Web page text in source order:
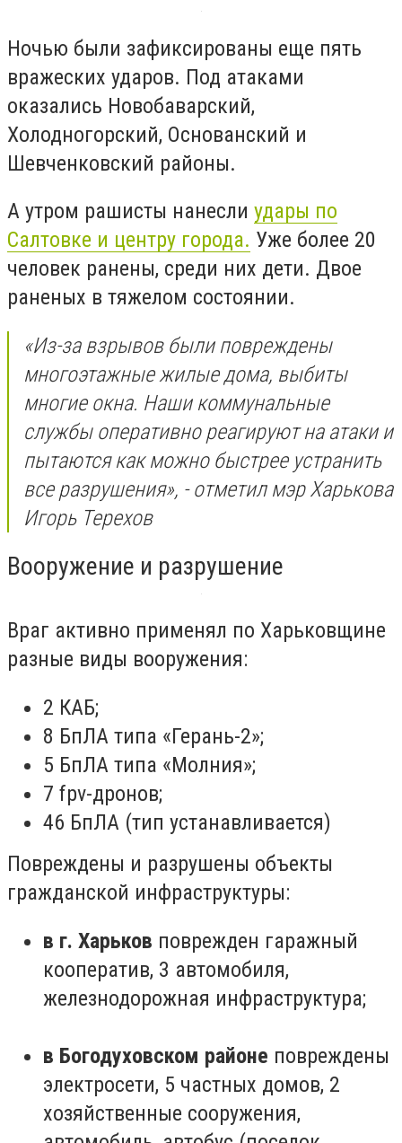
Ночью были зафиксированы еще пять
вражеских ударов. Под атаками
оказались Новобаварский,
Холодногорский, Основанский и
Шевченковский районы.
А утром рашисты нанесли удары по
Салтовке и центру города. Уже более 20
человек ранены, среди них дети. Двое
раненых в тяжелом состоянии.
«Из-за взрывов были повреждены
многоэтажные жилые дома, выбиты
многие окна. Наши коммунальные
службы оперативно реагируют на атаки и
пытаются как можно быстрее устранить
все разрушения», - отметил мэр Харькова
Игорь Терехов
Вооружение и разрушение
Враг активно применял по Харьковщине
разные виды вооружения:
2 КАБ;
8 БпЛА типа «Герань-2»;
5 БпЛА типа «Молния»;
7 fpv-дронов;
46 БпЛА (тип устанавливается)
Повреждены и разрушены объекты
гражданской инфраструктуры:
в г. Харьков поврежден гаражный
кооператив, 3 автомобиля,
железнодорожная инфраструктура;
в Богодуховском районе повреждены
электросети, 5 частных домов, 2
хозяйственные сооружения,